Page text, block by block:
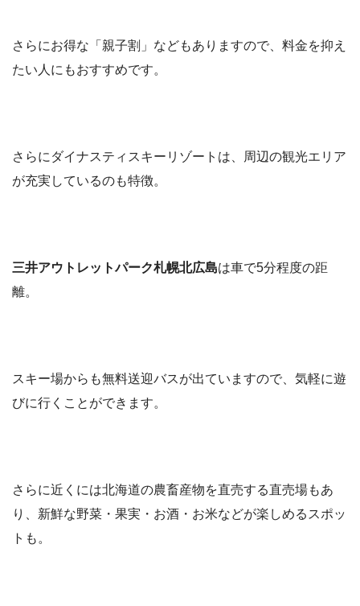
さらにお得な「親子割」などもありますので、料金を抑え
たい人にもおすすめです。
さらにダイナスティスキーリゾートは、周辺の観光エリア
が充実しているのも特徴。
三井アウトレットパーク札幌北広島は車で5分程度の距
離。
スキー場からも無料送迎バスが出ていますので、気軽に遊
びに行くことができます。
さらに近くには北海道の農畜産物を直売する直売場もあ
り、新鮮な野菜・果実・お酒・お米などが楽しめるスポッ
トも。